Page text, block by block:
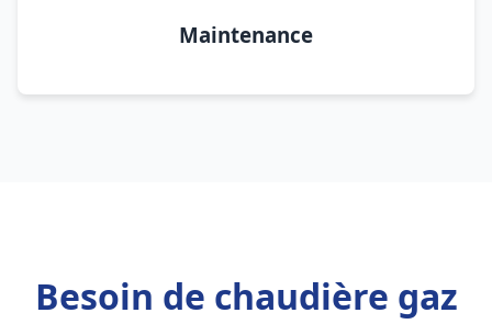
Maintenance
Besoin de chaudière gaz